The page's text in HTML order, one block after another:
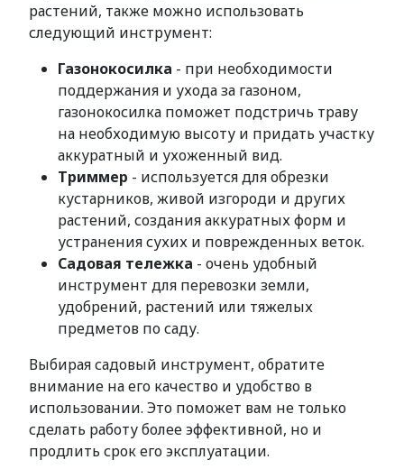
растений, также можно использовать
следующий инструмент:
Газонокосилка - при необходимости
поддержания и ухода за газоном,
газонокосилка поможет подстричь траву
на необходимую высоту и придать участку
аккуратный и ухоженный вид.
Триммер - используется для обрезки
кустарников, живой изгороди и других
растений, создания аккуратных форм и
устранения сухих и поврежденных веток.
Садовая тележка - очень удобный
инструмент для перевозки земли,
удобрений, растений или тяжелых
предметов по саду.
Выбирая садовый инструмент, обратите
внимание на его качество и удобство в
использовании. Это поможет вам не только
сделать работу более эффективной, но и
продлить срок его эксплуатации.